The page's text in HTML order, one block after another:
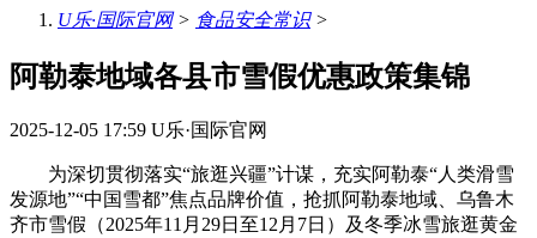
U乐·国际官网> 食品安全常识>
阿勒泰地域各县市雪假优惠政策集锦
2025-12-05 17:59 U乐·国际官网
为深切贯彻落实“旅逛兴疆”计谋，充实阿勒泰“人类滑雪
发源地”“中国雪都”焦点品牌价值，抢抓阿勒泰地域、乌鲁木
齐市雪假（2025年11月29日至12月7日）及冬季冰雪旅逛黄金